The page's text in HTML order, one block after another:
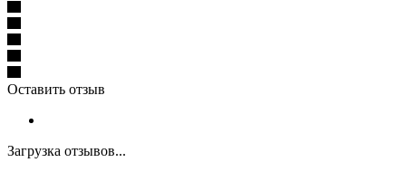
Оставить отзыв
Загрузка отзывов...